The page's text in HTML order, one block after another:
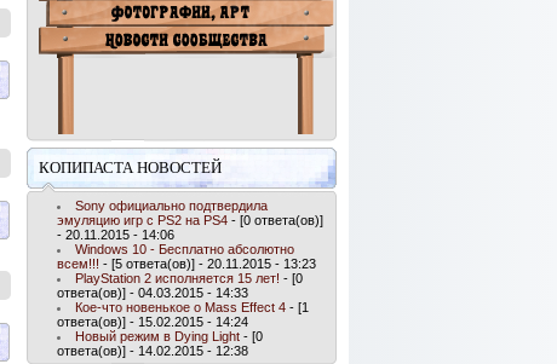
КОПИПАСТА НОВОСТЕЙ
Sony официально подтвердила
эмуляцию игр с PS2 на PS4 - [0 ответа(ов)]
- 20.11.2015 - 14:06
Windows 10 - Бесплатно абсолютно
всем!!! - [5 ответа(ов)] - 20.11.2015 - 13:23
PlayStation 2 исполняется 15 лет! - [0
ответа(ов)] - 04.03.2015 - 14:33
Кое-что новенькое о Mass Effect 4 - [1
ответа(ов)] - 15.02.2015 - 14:24
Новый режим в Dying Light - [0
ответа(ов)] - 14.02.2015 - 12:38